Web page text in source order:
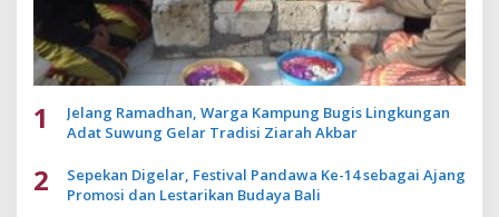
1
Jelang Ramadhan, Warga Kampung Bugis Lingkungan
Adat Suwung Gelar Tradisi Ziarah Akbar
2
Sepekan Digelar, Festival Pandawa Ke-14 sebagai Ajang
Promosi dan Lestarikan Budaya Bali